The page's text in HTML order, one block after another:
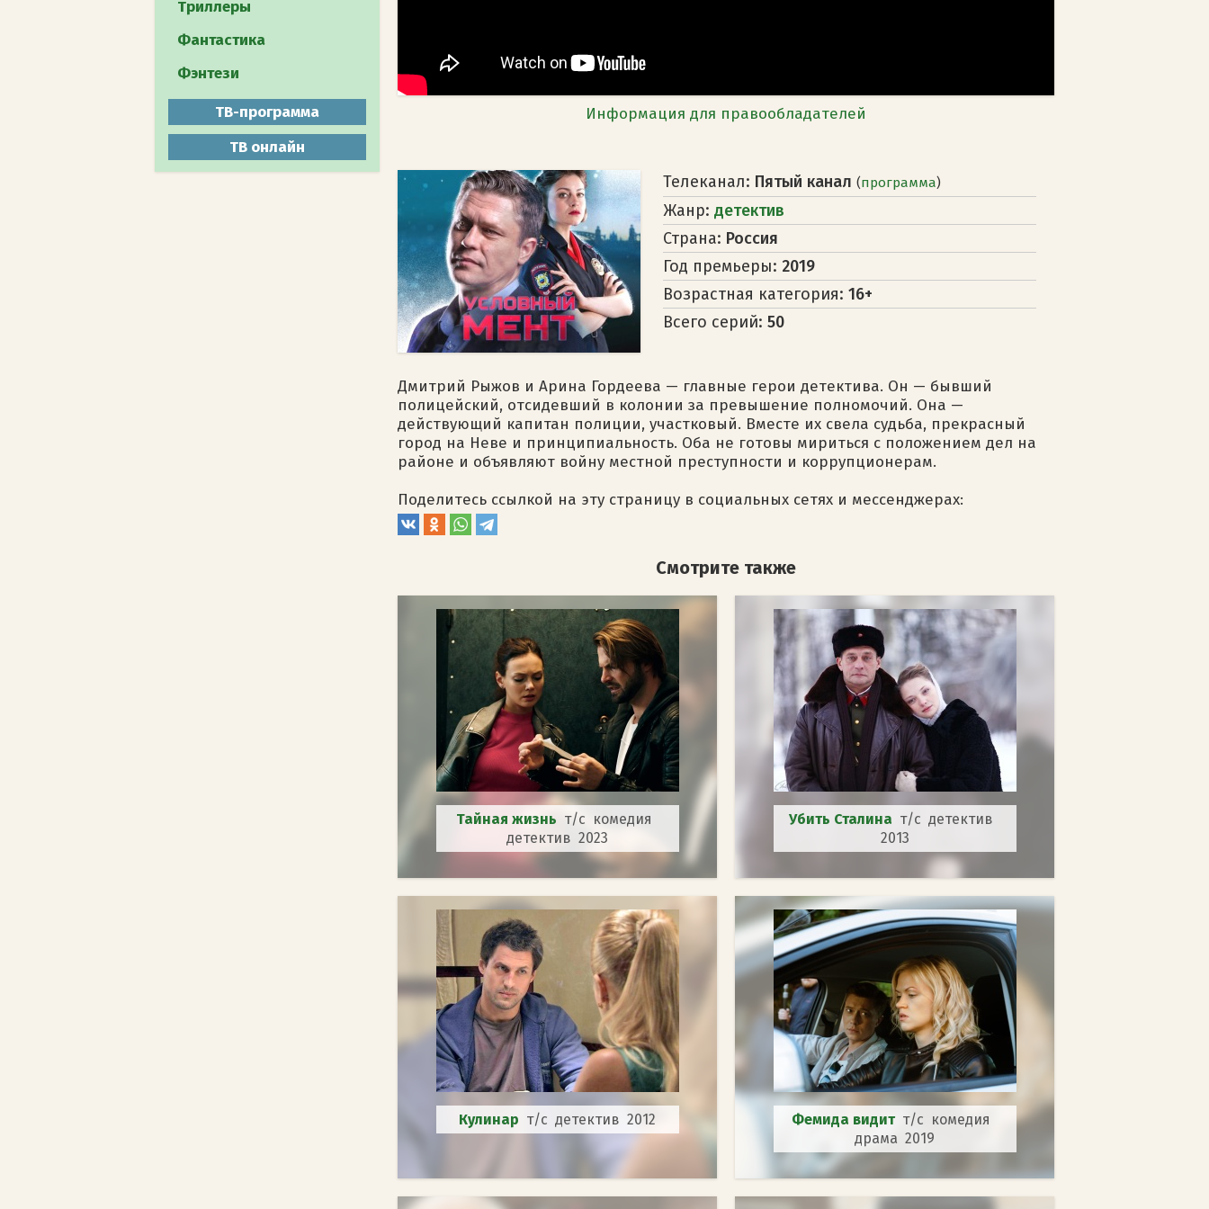
Документальное
Животный мир
Мистика
Триллеры
Фантастика
Фэнтези
ТВ-программа
ТВ онлайн
Информация для правообладателей
Телеканал: Пятый канал (программа)
Жанр: детектив
Страна: Россия
Год премьеры: 2019
Возрастная категория: 16+
Всего серий: 50
Дмитрий Рыжов и Арина Гордеева — главные герои детектива. Он — бывший
полицейский, отсидевший в колонии за превышение полномочий. Она —
действующий капитан полиции, участковый. Вместе их свела судьба, прекрасный
город на Неве и принципиальность. Оба не готовы мириться с положением дел на
районе и объявляют войну местной преступности и коррупционерам.
Поделитесь ссылкой на эту страницу в социальных сетях и мессенджерах:
Смотрите также
Тайная жизнь т/с комедия
детектив 2023
Убить Сталина т/с детектив
2013
Кулинар т/с детектив 2012 Фемида видит т/с комедия
драма 2019